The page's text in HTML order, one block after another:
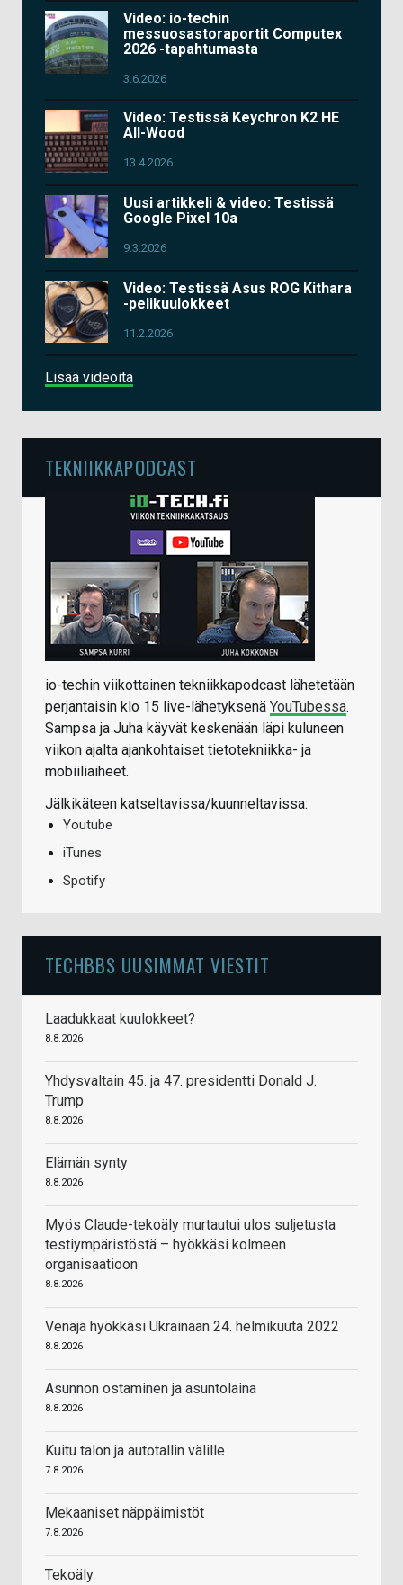
Video: io-techin
messuosastoraportit Computex
2026 -tapahtumasta
3.6.2026
Video: Testissä Keychron K2 HE
All-Wood
13.4.2026
Uusi artikkeli & video: Testissä
Google Pixel 10a
9.3.2026
Video: Testissä Asus ROG Kithara
-pelikuulokkeet
11.2.2026
Lisää videoita
TEKNIIKKAPODCAST
io-techin viikottainen tekniikkapodcast lähetetään
perjantaisin klo 15 live-lähetyksenä YouTubessa.
Sampsa ja Juha käyvät keskenään läpi kuluneen
viikon ajalta ajankohtaiset tietotekniikka- ja
mobiiliaiheet.
Jälkikäteen katseltavissa/kuunneltavissa:
Youtube
iTunes
Spotify
TECHBBS UUSIMMAT VIESTIT
Laadukkaat kuulokkeet?
8.8.2026
Yhdysvaltain 45. ja 47. presidentti Donald J.
Trump
8.8.2026
Elämän synty
8.8.2026
Myös Claude-tekoäly murtautui ulos suljetusta
testiympäristöstä – hyökkäsi kolmeen
organisaatioon
8.8.2026
Venäjä hyökkäsi Ukrainaan 24. helmikuuta 2022
8.8.2026
Asunnon ostaminen ja asuntolaina
8.8.2026
Kuitu talon ja autotallin välille
7.8.2026
Mekaaniset näppäimistöt
7.8.2026
Tekoäly